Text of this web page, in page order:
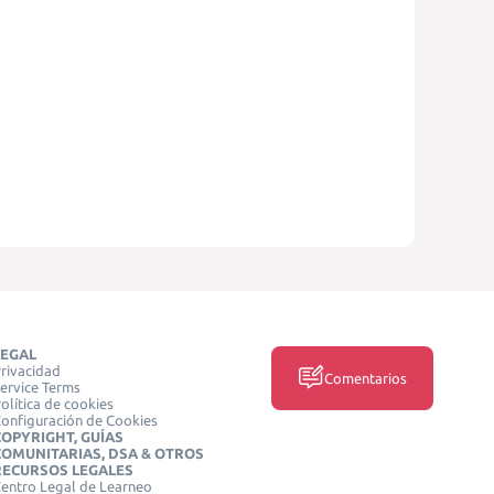
Terms
de cookies
de Cookies
GUÍAS
DSA & OTROS
LEGALES
Legal de Learneo
Comentarios